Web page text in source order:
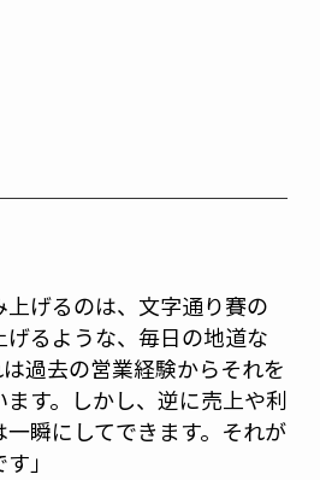
上げるのは、文字通り賽の
るような、毎日の地道な
過去の営業経験からそれを
す。しかし、逆に売上や利
瞬にしてできます。それが
」